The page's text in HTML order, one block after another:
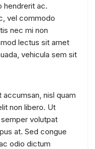
hendrerit ac.
vel commodo
nec mi non
lectus sit amet
vehicula sem sit
nisl quam
non libero. Ut
volutpat
at. Sed congue
odio dictum